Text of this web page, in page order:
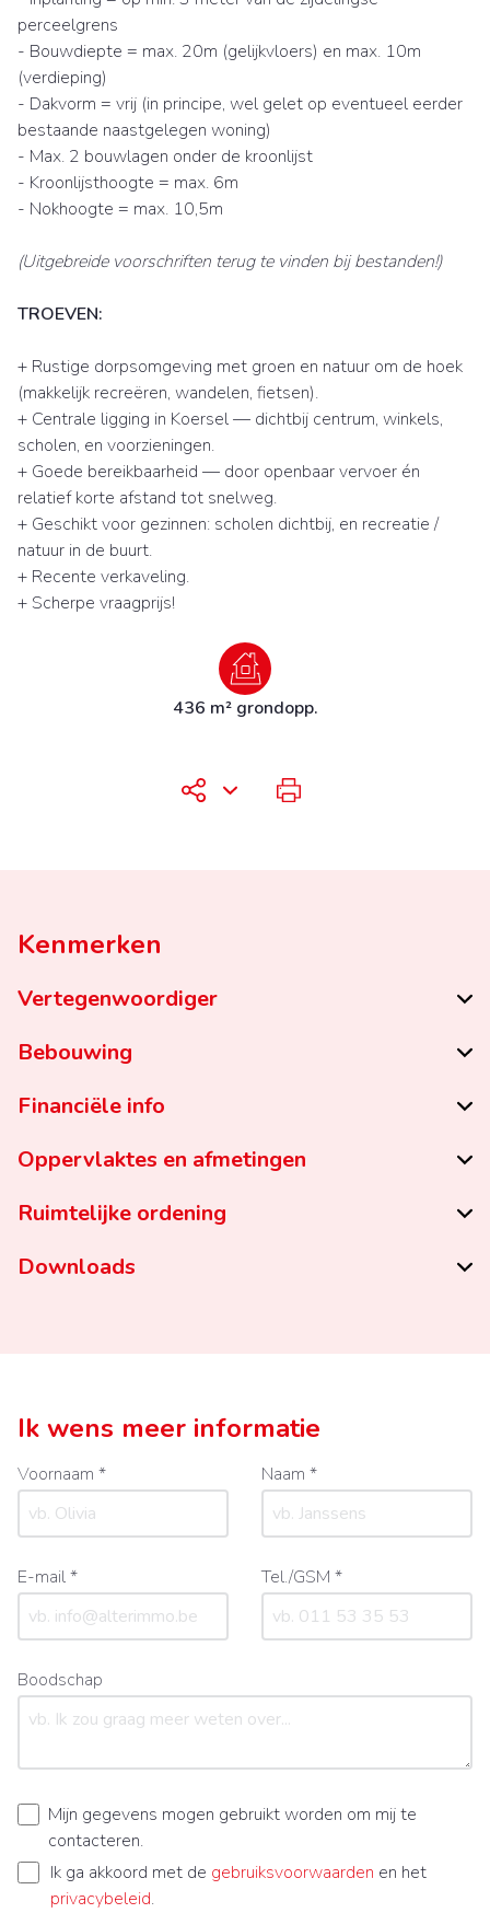
perceelgrens
- Bouwdiepte = max. 20m (gelijkvloers) en max. 10m
(verdieping)
- Dakvorm = vrij (in principe, wel gelet op eventueel eerder
bestaande naastgelegen woning)
- Max. 2 bouwlagen onder de kroonlijst
- Kroonlijsthoogte = max. 6m
- Nokhoogte = max. 10,5m
(Uitgebreide voorschriften terug te vinden bij bestanden!)
TROEVEN:
+ Rustige dorpsomgeving met groen en natuur om de hoek
(makkelijk recreëren, wandelen, fietsen).
+ Centrale ligging in Koersel — dichtbij centrum, winkels,
scholen, en voorzieningen.
+ Goede bereikbaarheid — door openbaar vervoer én
relatief korte afstand tot snelweg.
+ Geschikt voor gezinnen: scholen dichtbij, en recreatie /
natuur in de buurt.
+ Recente verkaveling.
+ Scherpe vraagprijs!
436 m² grondopp.
Kenmerken
Vertegenwoordiger
Bebouwing
Financiële info
Oppervlaktes en afmetingen
Ruimtelijke ordening
Downloads
Ik wens meer informatie
Voornaam * Naam *
E-mail * Tel./GSM *
Boodschap
Mijn gegevens mogen gebruikt worden om mij te
contacteren.
Ik ga akkoord met de gebruiksvoorwaarden en het
privacybeleid.